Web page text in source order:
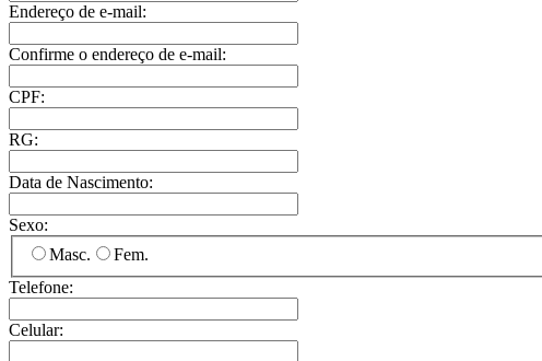
Endereço de e-mail:
Confirme o endereço de e-mail:
CPF:
RG:
Data de Nascimento:
Sexo:
Masc.
Fem.
Telefone:
Celular: